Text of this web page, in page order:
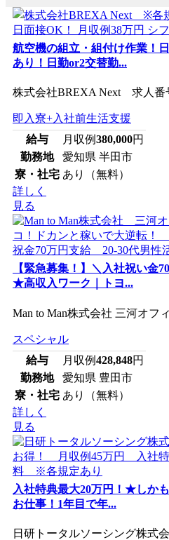
航空機の組立・組付け作業！
あり！日勤or2交替勤...
株式会社BREXA Next 求人番
即入寮+入社前生活支援
給与
月収例380,000円
勤務地
愛知県 半田市
寮・社宅 あり（無料）
詳しく
見る
【緊急募集！】＼入社祝い金
★高収入ワーク｜トヨ...
Man to Man株式会社 三河オフ
スペシャル
給与
月収例428,848円
勤務地
愛知県 豊田市
寮・社宅 あり（無料）
詳しく
見る
入社特典最大20万円！★しか
お仕事！1年目で年...
日研トータルソーシング株式